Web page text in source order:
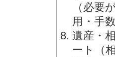
（必要
用・手
遺産・
ート（